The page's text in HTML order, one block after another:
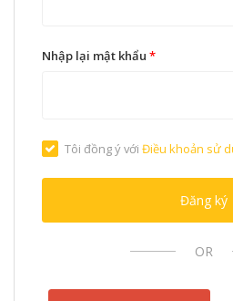
Nhập lại mật khẩu *
Tôi đồng ý với Điều khoản sử
Đăng ký
OR